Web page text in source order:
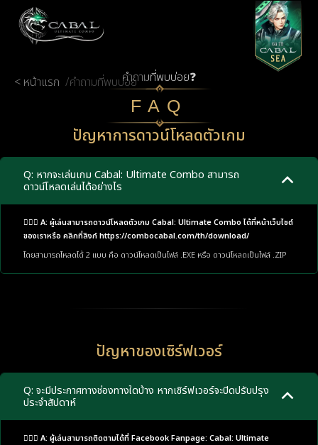
< หน้าแรก /คำถามที่พบบ่อยคำถามที่พบบ่อย❓
FAQ
ปัญหาการดาวน์โหลดตัวเกม
Q: หากจะเล่นเกม Cabal: Ultimate Combo สามารถ
ดาวน์โหลดเล่นได้อย่างไร
🙋🏼‍♂️ A: ผู้เล่นสามารถดาวน์โหลดตัวเกม Cabal: Ultimate Combo ได้ที่หน้าเว็บไซต์
ของเราหรือ คลิกที่ลิงก์https://combocabal.com/th/download/
โดยสามารถโหลดได้ 2 แบบ คือ ดาวน์โหลดเป็นไฟล์ .EXE หรือ ดาวน์โหลดเป็นไฟล์ .ZIP
ปัญหาของเซิร์ฟเวอร์
Q: จะมีประกาศทางช่องทางใดบ้าง หากเซิร์ฟเวอร์จะปิดปรับปรุง
ประจำสัปดาห์
🙋🏼‍♂️ A: ผู้เล่นสามารถติดตามได้ที่ Facebook Fanpage: Cabal: Ultimate